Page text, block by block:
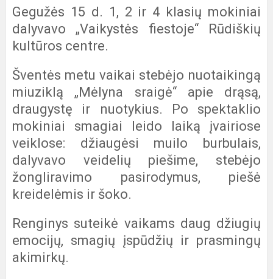
Gegužės 15 d. 1, 2 ir 4 klasių mokiniai
dalyvavo „Vaikystės fiestoje“ Rūdiškių
kultūros centre.
Šventės metu vaikai stebėjo nuotaikingą
miuziklą „Mėlyna sraigė“ apie drąsą,
draugystę ir nuotykius. Po spektaklio
mokiniai smagiai leido laiką įvairiose
veiklose: džiaugėsi muilo burbulais,
dalyvavo veidelių piešime, stebėjo
žongliravimo pasirodymus, piešė
kreidelėmis ir šoko.
Renginys suteikė vaikams daug džiugių
emocijų, smagių įspūdžių ir prasmingų
akimirkų.